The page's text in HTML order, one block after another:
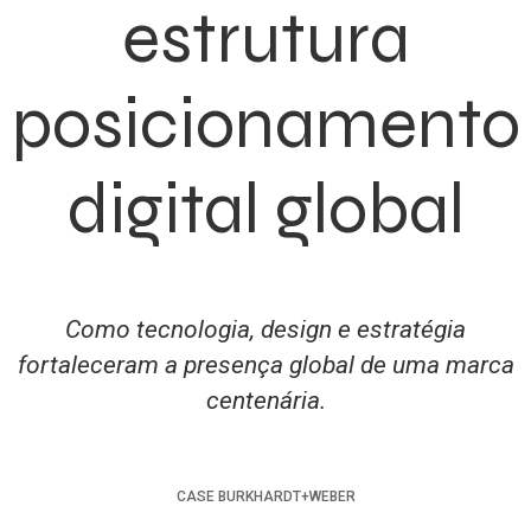
estrutura
posicionamento
digital global
Como tecnologia, design e estratégia
fortaleceram a presença global de uma marca
centenária.
CASE BURKHARDT+WEBER